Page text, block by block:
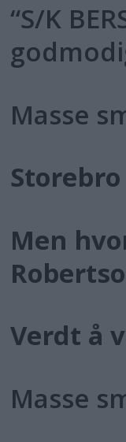
“S/K
Masse
Men
Verdt å
Masse